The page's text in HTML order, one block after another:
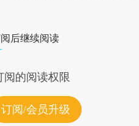
后继续阅读
的阅读权限
订阅/会员升级